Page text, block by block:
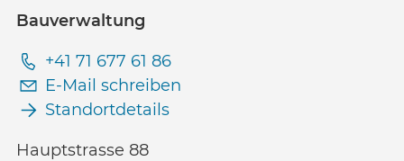
Bauverwaltung
+41 71 677 61 86
E-Mail schreiben
Standortdetails
Hauptstrasse 88